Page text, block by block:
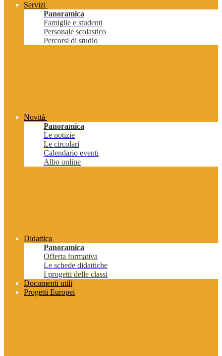
Servizi
Panoramica
Famiglie e studenti
Personale scolastico
Percorsi di studio
Novità
Panoramica
Le notizie
Le circolari
Calendario eventi
Albo online
Didattica
Panoramica
Offerta formativa
Le schede didattiche
I progetti delle classi
Documenti utili
Progetti Europei